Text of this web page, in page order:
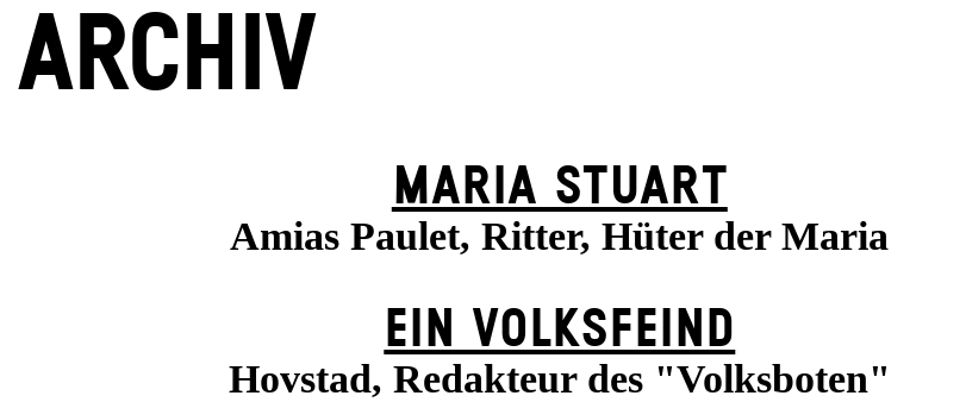
ARCHIV
MARIA STUART
Amias Paulet, Ritter, Hüter der Maria
EIN VOLKS­FEIND
Hovstad, Redakteur des "Volksboten"